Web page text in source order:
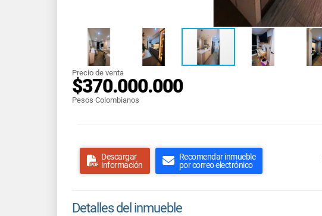
Precio de venta
$370.000.000
Pesos Colombianos
Descargar
información
Recomendar inmueble
por correo electrónico
Detalles del inmueble